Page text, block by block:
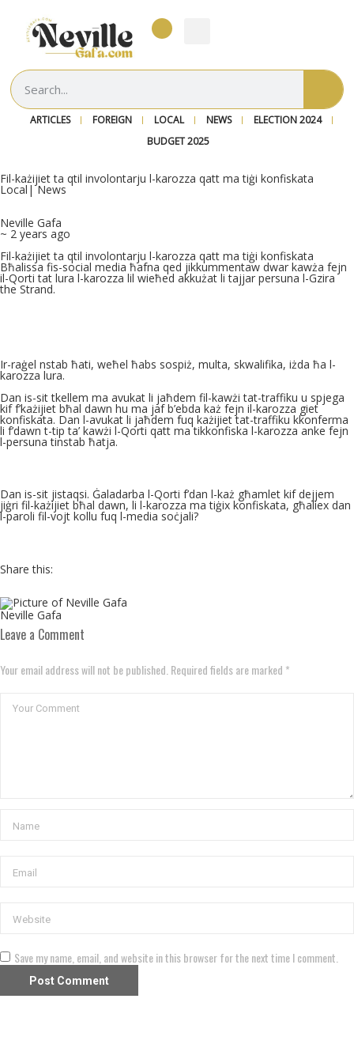
ARTICLES FOREIGN LOCAL NEWS
ELECTION 2024
BUDGET 2025
Fil-każijiet ta qtil involontarju l-karozza qatt ma tiġi konfiskata
Local |News
Neville Gafa
~ 2 years ago
Fil-każijiet ta qtil involontarju l-karozza qatt ma tiġi konfiskata
Bħalissa fis-social media ħafna qed jikkummentaw dwar kawża fejn
il-Qorti tat lura l-karozza lil wieħed akkużat li tajjar persuna l-Gzira
the Strand.
Ir-raġel nstab ħati, weħel ħabs sospiż, multa, skwalifika, iżda ħa l-
karozza lura.
Dan is-sit tkellem ma avukat li jaħdem fil-kawżi tat-traffiku u spjega
kif f’każijiet bħal dawn hu ma jaf b’ebda każ fejn il-karozza giet
konfiskata. Dan l-avukat li jaħdem fuq każijiet tat-traffiku kkonferma
li f’dawn t-tip ta’ kawżi l-Qorti qatt ma tikkonfiska l-karozza anke fejn
l-persuna tinstab ħatja.
Dan is-sit jistaqsi. Ġaladarba l-Qorti f’dan l-każ għamlet kif dejjem
jiġri fil-każijiet bħal dawn, li l-karozza ma tiġix konfiskata, għaliex dan
l-paroli fil-vojt kollu fuq l-media soċjali?
Share this:
Neville Gafa
Leave a Comment
Your email address will not be published. Required fields are marked *
Save my name, email, and website in this browser for the next time I comment.